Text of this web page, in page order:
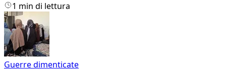
1 min di lettura
Guerre dimenticate